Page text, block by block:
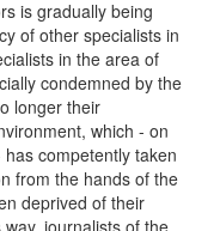
is gradually being
of other specialists in
in the area of
condemned by the
longer their
which - on
competently taken
from the hands of the
deprived of their
journalists of the